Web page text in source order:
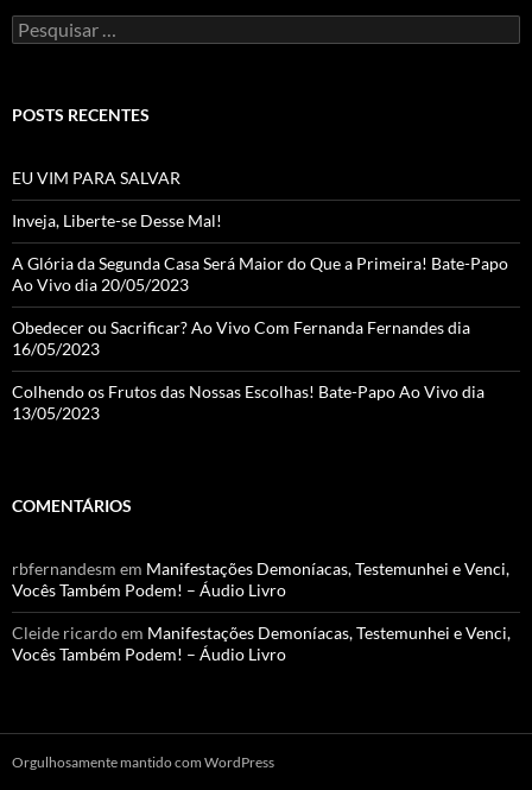
Pesquisar
por:
POSTS RECENTES
EU VIM PARA SALVAR
Inveja, Liberte-se Desse Mal!
A Glória da Segunda Casa Será Maior do Que a Primeira! Bate-Papo
Ao Vivo dia 20/05/2023
Obedecer ou Sacrificar? Ao Vivo Com Fernanda Fernandes dia
16/05/2023
Colhendo os Frutos das Nossas Escolhas! Bate-Papo Ao Vivo dia
13/05/2023
COMENTÁRIOS
rbfernandesm em Manifestações Demoníacas, Testemunhei e Venci,
Vocês Também Podem! – Áudio Livro
Cleide ricardoem Manifestações Demoníacas, Testemunhei e Venci,
Vocês Também Podem! – Áudio Livro
Orgulhosamente mantido com WordPress